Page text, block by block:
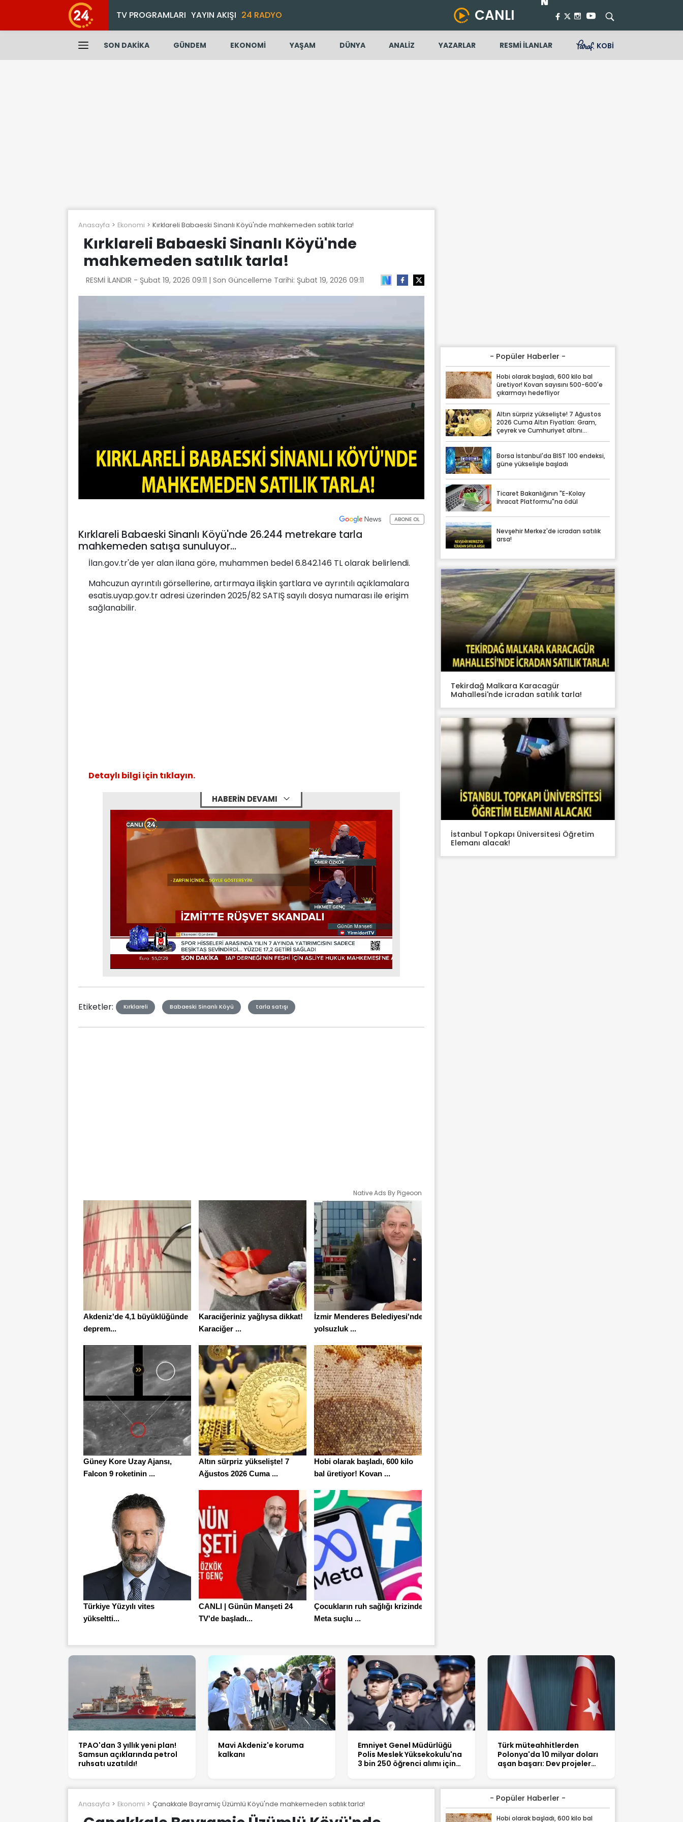
TV PROGRAMLARI YAYIN AKIŞI 24 RADYO CANLI
SON DAKİKA GÜNDEM EKONOMİ YAŞAM DÜNYA ANALİZ YAZARLAR RESMİ İLANLAR KOBİ
Anasayfa Ekonomi Kırklareli Babaeski Sinanlı Köyü'nde mahkemeden satılık tarla!
Kırklareli Babaeski Sinanlı Köyü'nde
mahkemeden satılık tarla!
RESMİ İLANDIR - Şubat 19, 2026 09:11 | Son Güncelleme Tarihi: Şubat 19, 2026 09:11
ABONE OL
Kırklareli Babaeski Sinanlı Köyü'nde 26.244 metrekare tarla
mahkemeden satışa sunuluyor...
İlan.gov.tr'de yer alan ilana göre, muhammen bedel 6.842.146 TL olarak belirlendi.
Mahcuzun ayrıntılı görsellerine, artırmaya ilişkin şartlara ve ayrıntılı açıklamalara
esatis.uyap.gov.tr adresi üzerinden 2025/82 SATIŞ sayılı dosya numarası ile erişim
sağlanabilir.
Detaylı bilgi için tıklayın.
HABERİN DEVAMI
Stream
Etiketler: Kırklareli Babaeski Sinanlı Köyü tarla satışı
Native Ads By Pigeoon
Akdeniz'de 4,1 büyüklüğünde
deprem...
Karaciğeriniz yağlıysa dikkat!
Karaciğer ...
İzmir Menderes Belediyesi'nde
yolsuzluk ...
Güney Kore Uzay Ajansı,
Falcon 9 roketinin ...
Altın sürpriz yükselişte! 7
Ağustos 2026 Cuma ...
Hobi olarak başladı, 600 kilo
bal üretiyor! Kovan ...
Türkiye Yüzyılı vites
yükseltti...
CANLI | Günün Manşeti 24
TV'de başladı...
Çocukların ruh sağlığı krizinde
Meta suçlu ...
- Popüler Haberler -
Hobi olarak başladı, 600 kilo bal
üretiyor! Kovan sayısını 500-600'e
çıkarmayı hedefliyor
Altın sürpriz yükselişte! 7 Ağustos
2026 Cuma Altın Fiyatları: Gram,
çeyrek ve Cumhuriyet altını
Borsa İstanbul'da BIST 100 endeksi,
güne yükselişle başladı
Ticaret Bakanlığının "E-Kolay
İhracat Platformu"na ödül
Nevşehir Merkez'de icradan satılık
arsa!
Tekirdağ Malkara Karacagür
Mahallesi'nde icradan satılık tarla!
İstanbul Topkapı Üniversitesi Öğretim
Elemanı alacak!
TPAO'dan 3 yıllık yeni plan!
Samsun açıklarında petrol
ruhsatı uzatıldı!
Mavi Akdeniz'e koruma
kalkanı
Emniyet Genel Müdürlüğü
Polis Meslek Yüksekokulu'na
3 bin 250 öğrenci alımı için
Türk müteahhitlerden
Polonya'da 10 milyar doları
aşan başarı: Dev projeler
Anasayfa Ekonomi Çanakkale Bayramiç Üzümlü Köyü'nde mahkemeden satılık tarla!
- Popüler Haberler -
Hobi olarak başladı, 600 kilo bal